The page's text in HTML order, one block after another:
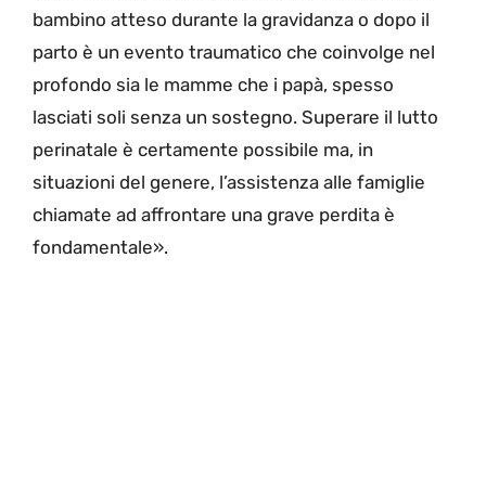
bambino atteso durante la gravidanza o dopo il
parto è un evento traumatico che coinvolge nel
profondo sia le mamme che i papà, spesso
lasciati soli senza un sostegno. Superare il lutto
perinatale è certamente possibile ma, in
situazioni del genere, l’assistenza alle famiglie
chiamate ad affrontare una grave perdita è
fondamentale».